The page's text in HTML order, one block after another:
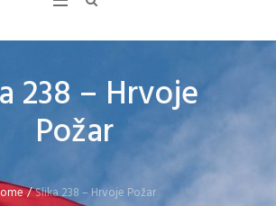
238 – Hrvoje
Požar
/Slika 238 – Hrvoje Požar